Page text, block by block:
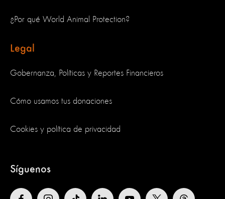
¿Por qué World Animal Protection?
Legal
Gobernanza, Políticas y Reportes Financieros
Cómo usamos tus donaciones
Cookies y política de privacidad
Síguenos